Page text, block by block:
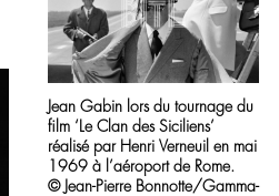
Jean Gabin lors du tournage du
film ‘Le Clan des Siciliens’
réalisé par Henri Verneuil en mai
1969 à l’aéroport de Rome.
© Jean-Pierre Bonnotte/Gamma-